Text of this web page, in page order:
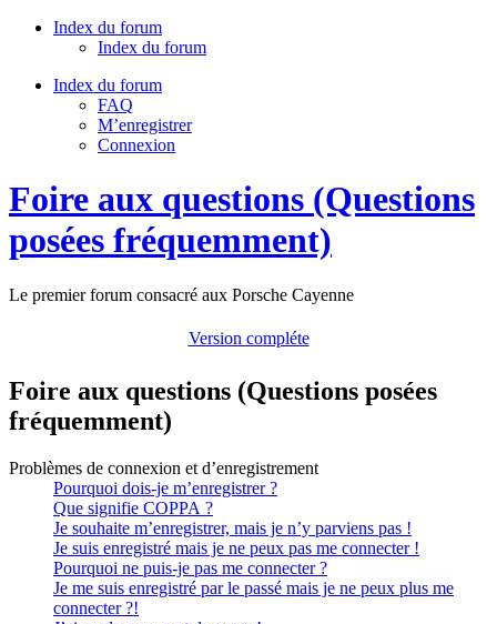
Index du forum
Index du forum
Index du forum
FAQ
M’enregistrer
Connexion
Foire aux questions (Questions
posées fréquemment)
Le premier forum consacré aux Porsche Cayenne
Version compléte
Foire aux questions (Questions posées
fréquemment)
Problèmes de connexion et d’enregistrement
Pourquoi dois-je m’enregistrer ?
Que signifie COPPA ?
Je souhaite m’enregistrer, mais je n’y parviens pas !
Je suis enregistré mais je ne peux pas me connecter !
Pourquoi ne puis-je pas me connecter ?
Je me suis enregistré par le passé mais je ne peux plus me
connecter ?!